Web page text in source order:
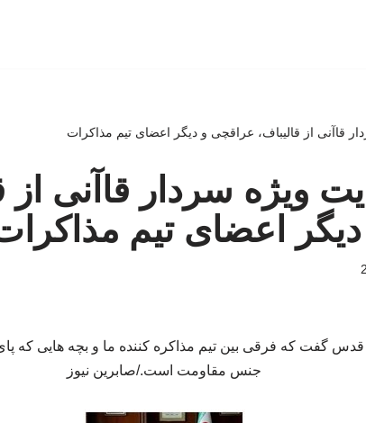
قاآنی از قالیباف، عراقچی و دیگر اعضای تیم مذاکرات
ویژه سردار قاآنی از
اعضای تیم
قدس گفت که فرقی بین تیم مذاکره کننده ما و بچه هایی که
جنس مقاومت است./صابرین نیوز